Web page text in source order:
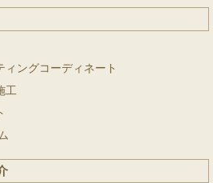
ィングコーディネート
工